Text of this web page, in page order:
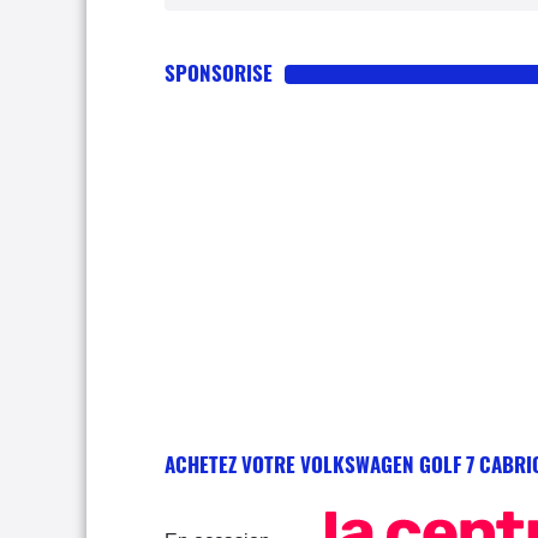
SPONSORISE
ACHETEZ VOTRE VOLKSWAGEN GOLF 7